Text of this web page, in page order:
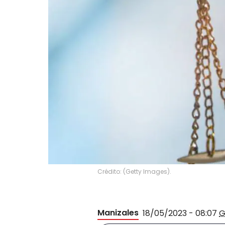
Crédito: (Getty Images).
Manizales 18/05/2023 - 08:07